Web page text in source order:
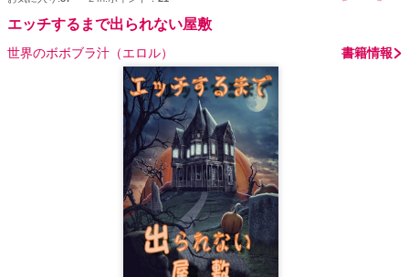
エッチするまで出られない屋敷
世界のボボブラ汁（エロル） 書籍情報